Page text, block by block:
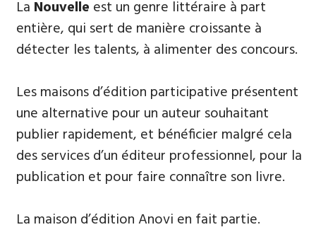
La Nouvelle est un genre littéraire à part
entière, qui sert de manière croissante à
détecter les talents, à alimenter des concours.
Les maisons d’édition participative présentent
une alternative pour un auteur souhaitant
publier rapidement, et bénéficier malgré cela
des services d’un éditeur professionnel, pour la
publication et pour faire connaître son livre.
La maison d’édition Anovi en fait partie.